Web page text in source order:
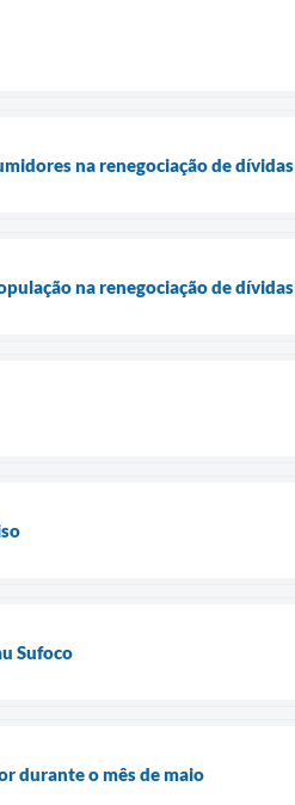
na renegociação de dívidas
na renegociação de dívidas
Sufoco
durante o mês de maio